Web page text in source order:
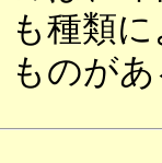
も種類
ものが